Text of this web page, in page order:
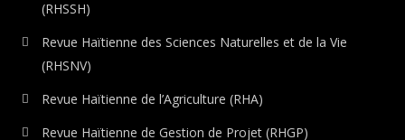
(RHSSH)
Revue Haïtienne des Sciences Naturelles et de la Vie
(RHSNV)
Revue Haïtienne de l’Agriculture (RHA)
Revue Haïtienne de Gestion de Projet (RHGP)